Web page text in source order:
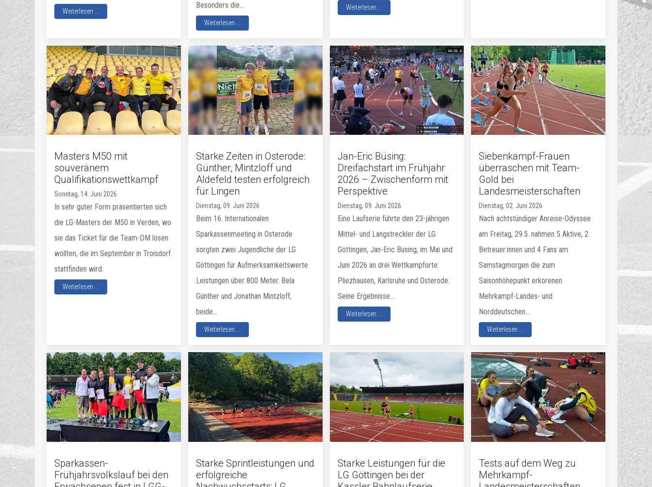
Weiterlesen ...
Besonders die...
Weiterlesen ...
Weiterlesen ...
Masters M50 mit
souveränem
Qualifikationswettkampf
Sonntag, 14. Juni 2026
In sehr guter Form präsentierten sich
die LG-Masters der M50 in Verden, wo
sie das Ticket für die Team-DM lösen
wollten, die im September in Troisdorf
stattfinden wird.
Weiterlesen ...
Starke Zeiten in Osterode:
Günther, Mintzloff und
Aldefeld testen erfolgreich
für Lingen
Dienstag, 09. Juni 2026
Beim 16. Internationalen
Sparkassenmeeting in Osterode
sorgten zwei Jugendliche der LG
Göttingen für Aufmerksamkeitswerte
Leistungen über 800 Meter. Bela
Günther und Jonathan Mintzloff,
beide...
Weiterlesen ...
Jan-Eric Büsing:
Dreifachstart im Frühjahr
2026 – Zwischenform mit
Perspektive
Dienstag, 09. Juni 2026
Eine Laufserie führte den 23-jährigen
Mittel- und Langstreckler der LG
Göttingen, Jan-Eric Büsing, im Mai und
Juni 2026 an drei Wettkampforte:
Pliezhausen, Karlsruhe und Osterode.
Seine Ergebnisse...
Weiterlesen ...
Siebenkampf-Frauen
überraschen mit Team-
Gold bei
Landesmeisterschaften
Dienstag, 02. Juni 2026
Nach achtstündiger Anreise-Odyssee
am Freitag, 29.5. nahmen 5 Aktive, 2
Betreuer:innen und 4 Fans am
Samstagmorgen die zum
Saisonhöhepunkt erkorenen
Mehrkampf-Landes- und
Norddeutschen...
Weiterlesen ...
Sparkassen-
Frühjahrsvolkslauf bei den
Starke Sprintleistungen und
erfolgreiche
Starke Leistungen für die
LG Göttingen bei der
Tests auf dem Weg zu
Mehrkampf-